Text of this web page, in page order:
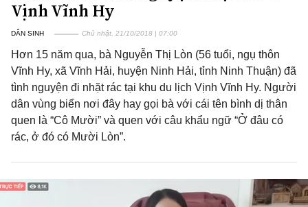
Vịnh Vĩnh Hy
DÂN SINH Chủ nhật, 21/10/2018 | 07:00
Hơn 15 năm qua, bà Nguyễn Thị Lòn (56 tuổi, ngụ thôn
Vĩnh Hy, xã Vĩnh Hải, huyện Ninh Hải, tỉnh Ninh Thuận) đã
tình nguyện đi nhặt rác tại khu du lịch Vịnh Vĩnh Hy. Người
dân vùng biển nơi đây hay gọi bà với cái tên bình dị thân
quen là “Cô Mười” và quen với câu khẩu ngữ “Ở đâu có
rác, ở đó có Mười Lòn”.